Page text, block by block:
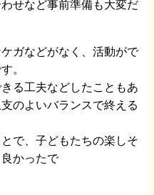
せなど事前準備も大変だ
ガなどがなく、活動がで
。
る工夫などしたこともあ
のよいバランスで終える
で、子どもたちの楽しそ
かったで